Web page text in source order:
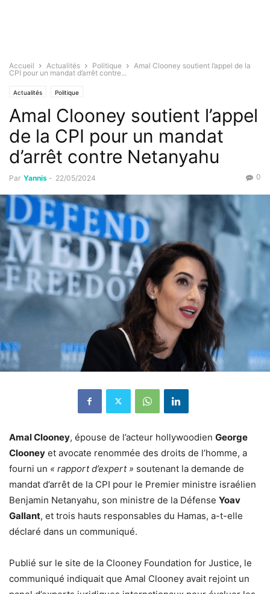
Accueil Actualités Politique
Amal Clooney soutient l’appel de la
CPI pour un mandat d’arrêt contre...
Actualités Politique
Amal Clooney soutient l’appel
de la CPI pour un mandat
d’arrêt contre Netanyahu
Par Yannis - 22/05/2024 0
Amal Clooney, épouse de l’acteur hollywoodien George
Clooney et avocate renommée des droits de l’homme, a
fourni un « rapport d’expert » soutenant la demande de
mandat d’arrêt de la CPI pour le Premier ministre israélien
Benjamin Netanyahu, son ministre de la Défense Yoav
Gallant, et trois hauts responsables du Hamas, a-t-elle
déclaré dans un communiqué.
Publié sur le site de la Clooney Foundation for Justice, le
communiqué indiquait que Amal Clooney avait rejoint un